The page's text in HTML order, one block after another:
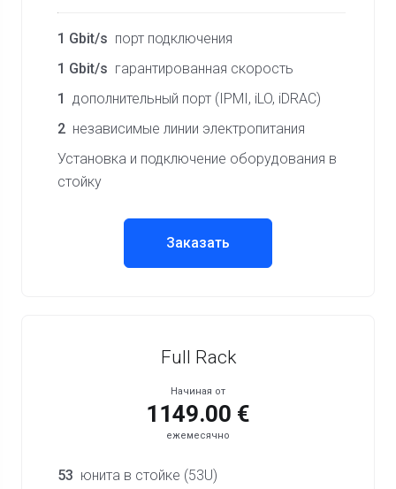
1 Gbit/s порт подключения
1 Gbit/s гарантированная скорость
1 дополнительный порт (IPMI, iLO, iDRAC)
2 независимые линии электропитания
Установка и подключение оборудования в
стойку
Заказать
Full Rack
Начиная от
1149.00 €
ежемесячно
53 юнита в стойке (53U)